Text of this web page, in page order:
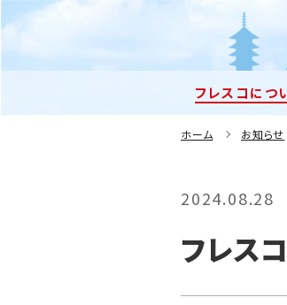
フレスコにつ
ホーム お知らせ
2024.08.28
フレス